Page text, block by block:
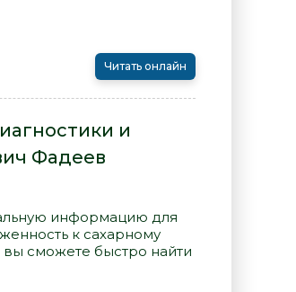
Читать онлайн
и
Фадеев
информацию для
к сахарному
сможете быстро найти